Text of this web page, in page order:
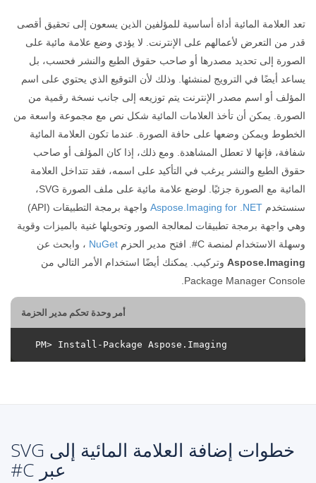
تعد العلامة المائية أداة أساسية للمؤلفين الذين يسعون إلى تحقيق أقصى
قدر من التعرض لأعمالهم على الإنترنت. لا يؤدي وضع علامة مائية على
الصورة إلى تحديد مصدرها أو صاحب حقوق الطبع والنشر فحسب، بل
يساعد أيضًا في الترويج لمنشئها. وذلك لأن التوقيع الذي يحتوي على اسم
المؤلف أو اسم مصدر الإنترنت يتم توزيعه إلى جانب نسخة رقمية من
الصورة. يمكن أن تأخذ العلامات المائية شكل نص مع مجموعة واسعة من
الخطوط ويمكن وضعها على حافة الصورة. عندما تكون العلامة المائية
شفافة، فإنها لا تعطل المشاهدة. ومع ذلك، إذا كان المؤلف أو صاحب
حقوق الطبع والنشر يرغب في التأكيد على اسمه، فقد تتداخل العلامة
المائية مع الصورة جزئيًا. لوضع علامة مائية على ملف الصورة SVG،
سنستخدم Aspose.Imaging for .NET
واجهة برمجة التطبيقات (API)
وهي واجهة برمجة تطبيقات لمعالجة الصور وتحويلها غنية بالميزات وقوية
وسهلة الاستخدام لمنصة C#. افتح مدير الحزم
NuGet ، وابحث عن
Aspose.Imaging وتركيب. يمكنك أيضًا استخدام الأمر التالي من
Package Manager Console.
أمر وحدة تحكم مدير الحزمة
خطوات إضافة العلامة المائية إلى SVG
عبر C#